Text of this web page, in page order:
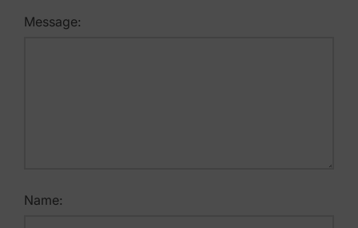
Message:
Name: